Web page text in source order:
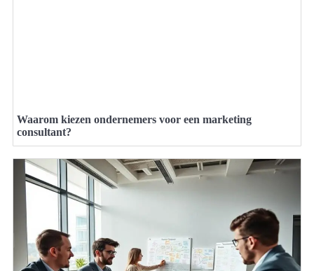
Waarom kiezen ondernemers voor een marketing
consultant?